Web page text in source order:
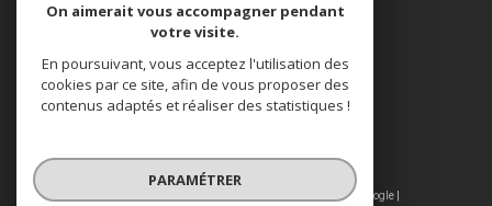
Adhérents
© 2026 | Tous droits réservés | Traduction powered by Google |
On aimerait vous accompagner pendant
votre visite.
En poursuivant, vous acceptez l'utilisation des
cookies par ce site, afin de vous proposer des
contenus adaptés et réaliser des statistiques !
PARAMÉTRER